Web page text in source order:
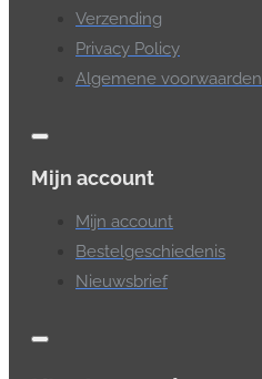
Verzending
Privacy Policy
Algemene voorwaarden
Mijn account
Mijn account
Bestelgeschiedenis
Nieuwsbrief